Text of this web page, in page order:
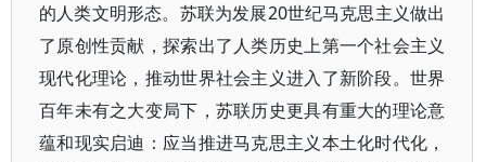
的人类文明形态。苏联为发展20世纪马克思主义做出
了原创性贡献，探索出了人类历史上第一个社会主义
现代化理论，推动世界社会主义进入了新阶段。世界
百年未有之大变局下，苏联历史更具有重大的理论意
蕴和现实启迪：应当推进马克思主义本土化时代化，